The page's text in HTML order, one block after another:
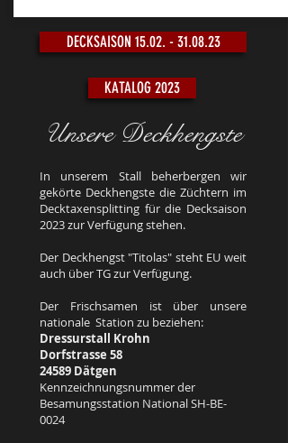
DECKSAISON 15.02. - 31.08.23
KATALOG 2023
Unsere Deckhengste
In unserem Stall beherbergen wir
gekörte Deckhengste die Züchtern im
Decktaxensplitting für die Decksaison
2023 zur Verfügung stehen.
Der Deckhengst "Titolas" steht EU weit
auch über TG zur Verfügung.
Der Frischsamen ist über unsere
nationale Station zu beziehen:
Dressurstall Krohn
Dorfstrasse 58
24589 Dätgen
Kennzeichnungsnummer der
Besamungsstation National SH-BE-
0024